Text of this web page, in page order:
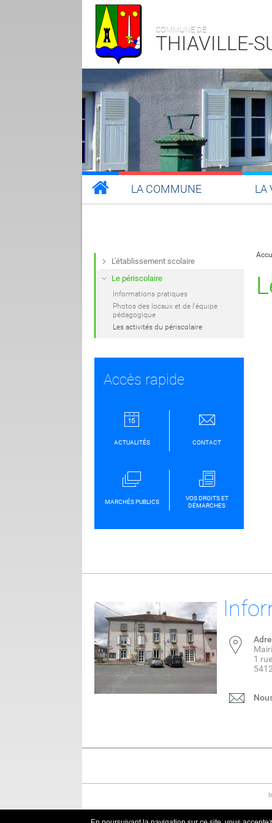
COMMUNE DE
THIAVILLE-
LA COMMUNE LA
L'établissement scolaire
Le périscolaire
Informations pratiques
Photos des locaux et de l'équipe
pédagogique
Les activités du périscolaire
Accès rapide
ACTUALITÉS CONTACT
MARCHÉS PUBLICS
VOS DROITS ET
DÉMARCHES
1